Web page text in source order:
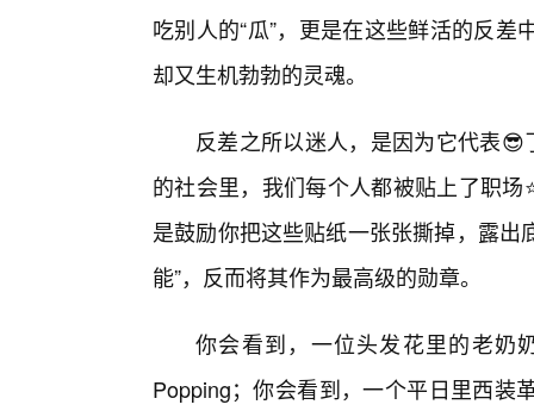
吃别人的“瓜”，更是在这些鲜活的反
却又生机勃勃的灵魂。
反差之所以迷人，是因为它代表
的社会里，我们每个人都被贴上了职
是鼓励你把这些贴纸一张张撕掉，露出
能”，反而将其作为最高级的勋章。
你会看到，一位头发花里的老奶
Popping；你会看到，一个平日里西装